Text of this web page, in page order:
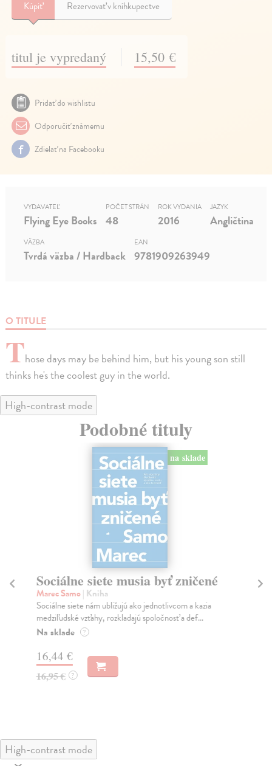
Kúpiť Rezervovať v kníhkupectve
titul je vypredaný 15,50 €
Pridať do wishlistu
Odporučiť známemu
Zdielať na Facebooku
O TITULE
Those days may be behind him, but his young son still
thinks he's the coolest guy in the world.
VYDAVATEĽ
Flying Eye Books
POČET STRÁN
48
ROK VYDANIA
2016
JAZYK
Angličtina
VÄZBA
Tvrdá väzba / Hardback
EAN
9781909263949
High-contrast mode
Podobné tituly
na sklade
Sociálne siete musia byť zničené
Marec Samo| Kniha
Sociálne siete nám ubližujú ako jednotlivcom a kazia
medziľudské vzťahy, rozkladajú spoločnosť a def...
Na sklade ?
16,44 €
16,95 € ?
High-contrast mode